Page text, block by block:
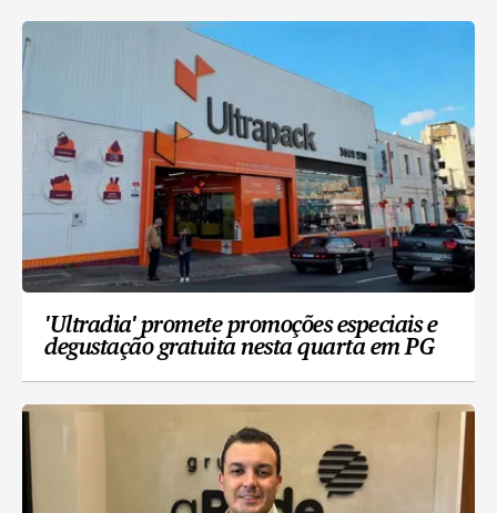
'Ultradia' promete promoções especiais e
degustação gratuita nesta quarta em PG